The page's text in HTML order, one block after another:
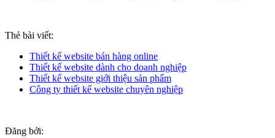
Thẻ bài viết:
Thiết kế website bán hàng online
Thiết kế website dành cho doanh nghiệp
Thiết kế website giới thiệu sản phẩm
Công ty thiết kế website chuyên nghiệp
Đăng bởi: